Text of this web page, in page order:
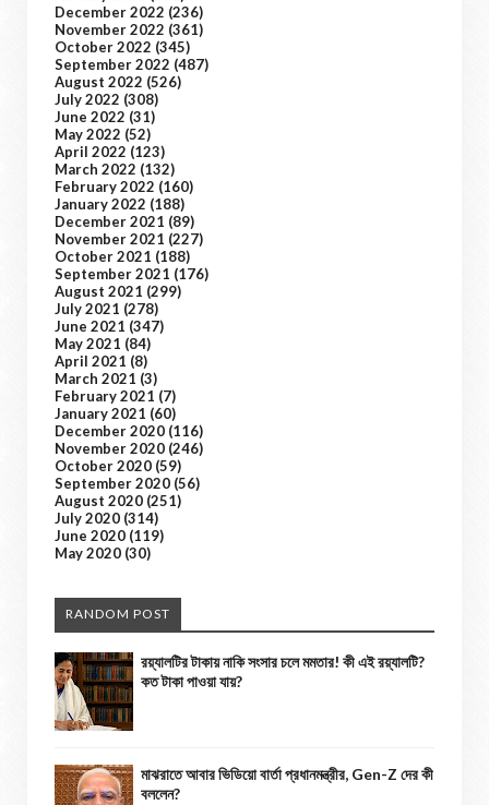
December 2022 (236)
November 2022 (361)
October 2022 (345)
September 2022 (487)
August 2022 (526)
July 2022 (308)
June 2022 (31)
May 2022 (52)
April 2022 (123)
March 2022 (132)
February 2022 (160)
January 2022 (188)
December 2021 (89)
November 2021 (227)
October 2021 (188)
September 2021 (176)
August 2021 (299)
July 2021 (278)
June 2021 (347)
May 2021 (84)
April 2021 (8)
March 2021 (3)
February 2021 (7)
January 2021 (60)
December 2020 (116)
November 2020 (246)
October 2020 (59)
September 2020 (56)
August 2020 (251)
July 2020 (314)
June 2020 (119)
May 2020 (30)
RANDOM POST
রয়্যালটির টাকায় নাকি সংসার চলে মমতার! কী এই রয়্যালটি?
কত টাকা পাওয়া যায়?
মাঝরাতে আবার ভিডিয়ো বার্তা প্রধানমন্ত্রীর, Gen-Z দের কী
বললেন?